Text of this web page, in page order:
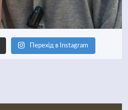
Перехід в Instagram